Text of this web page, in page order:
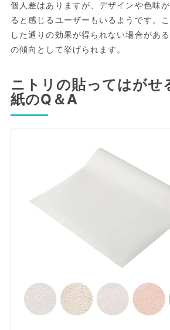
個人差はありますが、デザインや色味
ると感じるユーザーもいるようです。
した通りの効果が得られない場合があ
の傾向として挙げられます。
ニトリの貼ってはがせ
紙のQ＆A